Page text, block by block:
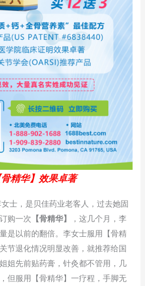
骨精华】效果卓著
士，是贝佳药业老客人，过去她固
购一次 【骨精华】
，这几个月，李
是以前的翻倍。李女士服用【骨精
节退化情况明显改善，就推荐给国
姐先前贴药膏，针灸都不管用，几
但服用【骨精华】一疗程，手脚无